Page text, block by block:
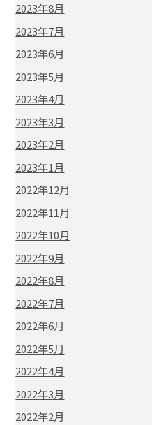
2023年8月
2023年7月
2023年6月
2023年5月
2023年4月
2023年3月
2023年2月
2023年1月
2022年12月
2022年11月
2022年10月
2022年9月
2022年8月
2022年7月
2022年6月
2022年5月
2022年4月
2022年3月
2022年2月